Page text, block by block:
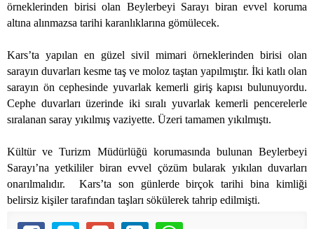
örneklerinden birisi olan Beylerbeyi Sarayı biran evvel koruma
altına alınmazsa tarihi karanlıklarına gömülecek.
Kars’ta yapılan en güzel sivil mimari örneklerinden birisi olan
sarayın duvarları kesme taş ve moloz taştan yapılmıştır. İki katlı olan
sarayın ön cephesinde yuvarlak kemerli giriş kapısı bulunuyordu.
Cephe duvarları üzerinde iki sıralı yuvarlak kemerli pencerelerle
sıralanan saray yıkılmış vaziyette. Üzeri tamamen yıkılmıştı.
Kültür ve Turizm Müdürlüğü korumasında bulunan Beylerbeyi
Sarayı’na yetkililer biran evvel çözüm bularak yıkılan duvarları
onarılmalıdır.
Kars’ta son günlerde birçok tarihi bina kimliği
belirsiz kişiler tarafından taşları sökülerek tahrip edilmişti.